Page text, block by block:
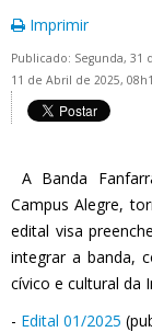
Imprimir
Publicado: Segunda, 31
11 de Abril de 2025,
A Banda
Campus Alegre,
edital visa
integrar a banda,
cívico e cultural da
- Edital 01/2025